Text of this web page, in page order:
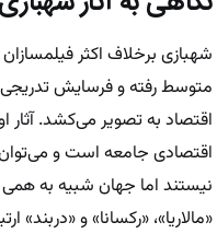
شهبازی برخلاف اکثر
متوسط رفته و فرسایش تدریجی
اقتصاد به تصویر می‌کشد. آثار
اقتصادی جامعه است و
نیستند اما جهان شبیه به همی
«مالاریا»، «رکسانا» و «دربند»